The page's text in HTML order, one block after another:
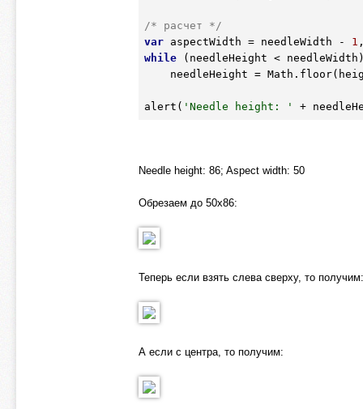
/* расчет */
var aspectWidth = needleWidth - 1
while (needleHeight <
alert( 'Needle height: ' +
Needle height: 86; Aspect width: 50
Обрезаем до 50х86:
Теперь если взять слева сверху, то получим:
А если с центра, то получим: